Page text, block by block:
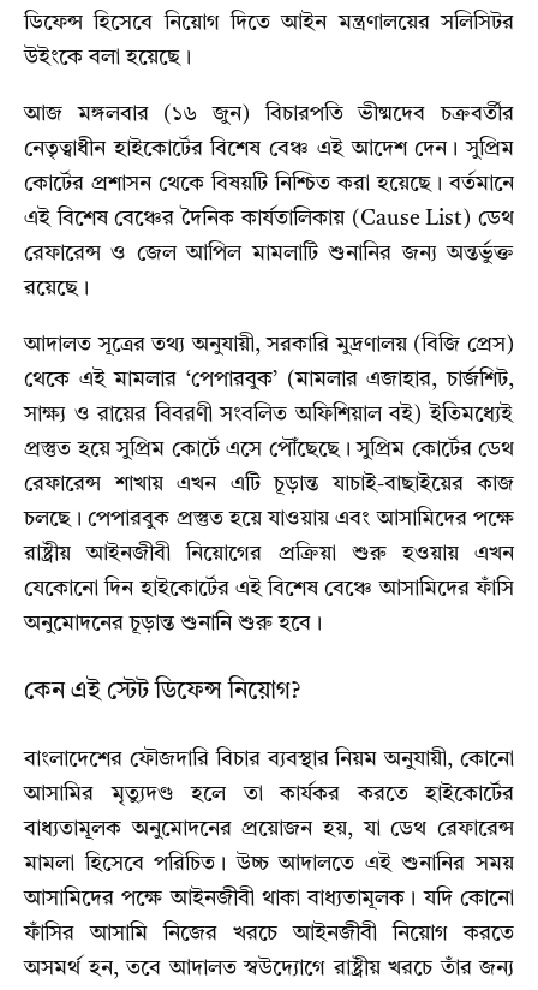
ডিফেন্স হিসেবে নিয়োগ দিতে আইন মন্ত্রণালয়ের সলিসিটর
উইংকে বলা হয়েছে।
আজ মঙ্গলবার (১৬ জুন) বিচারপতি ভীষ্মদেব চক্রবর্তীর
নেতৃত্বাধীন হাইকোর্টের বিশেষ বেঞ্চ এই আদেশ দেন। সুপ্রিম
কোর্টের প্রশাসন থেকে বিষয়টি নিশ্চিত করা হয়েছে। বর্তমানে
এই বিশেষ বেঞ্চের দৈনিক কার্যতালিকায় (Cause List) ডেথ
রেফারেন্স ও জেল আপিল মামলাটি শুনানির জন্য অন্তর্ভুক্ত
রয়েছে।
আদালত সূত্রের তথ্য অনুযায়ী,সরকারি মুদ্রণালয় (বিজি প্রেস)
থেকে এই মামলার ‘পেপারবুক’ (মামলার এজাহার, চার্জশিট,
সাক্ষ্য ও রায়ের বিবরণী সংবলিত অফিশিয়াল বই) ইতিমধ্যেই
প্রস্তুত হয়ে সুপ্রিম কোর্টে এসে পৌঁছেছে। সুপ্রিম কোর্টের ডেথ
রেফারেন্স শাখায় এখন এটি চূড়ান্ত যাচাই-বাছাইয়ের কাজ
চলছে। পেপারবুক প্রস্তুত হয়ে যাওয়ায় এবং আসামিদের পক্ষে
রাষ্ট্রীয় আইনজীবী নিয়োগের প্রক্রিয়া শুরু হওয়ায় এখন
যেকোনো দিন হাইকোর্টের এই বিশেষ বেঞ্চে আসামিদের ফাঁসি
অনুমোদনের চূড়ান্ত শুনানি শুরু হবে।
কেন এই স্টেট ডিফেন্স নিয়োগ?
বাংলাদেশের ফৌজদারি বিচার ব্যবস্থার নিয়ম অনুযায়ী, কোনো
আসামির মৃত্যুদণ্ড হলে তা কার্যকর করতে হাইকোর্টের
বাধ্যতামূলক অনুমোদনের প্রয়োজন হয়, যা ডেথ রেফারেন্স
মামলা হিসেবে পরিচিত। উচ্চ আদালতে এই শুনানির সময়
আসামিদের পক্ষে আইনজীবী থাকা বাধ্যতামূলক। যদি কোনো
ফাঁসির আসামি নিজের খরচে আইনজীবী নিয়োগ করতে
অসমর্থ হন,তবে আদালত স্বউদ্যোগে রাষ্ট্রীয় খরচে তাঁর জন্য